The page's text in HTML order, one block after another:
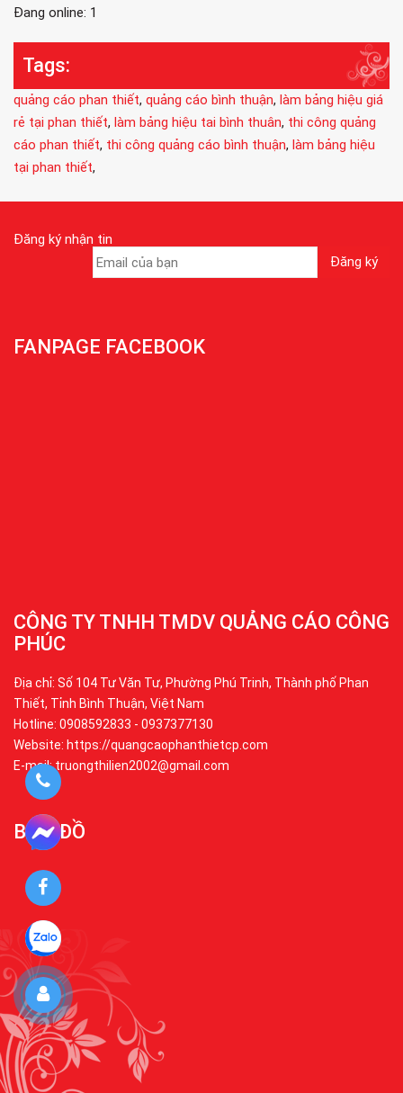
Đang online: 1
Tags:
quảng cáo phan thiết, quảng cáo bình thuận, làm bảng hiệu giá
rẻ tại phan thiết, làm bảng hiệu tai bình thuân, thi công quảng
cáo phan thiết, thi công quảng cáo bình thuận, làm bảng hiệu
tại phan thiết,
Đăng ký nhận tin
FANPAGE FACEBOOK
CÔNG TY TNHH TMDV QUẢNG CÁO CÔNG
PHÚC
Địa chỉ: Số 104 Tư Văn Tư, Phường Phú Trinh, Thành phố Phan
Thiết, Tỉnh Bình Thuận, Việt Nam
Hotline: 0908592833 - 0937377130
Website: https://quangcaophanthietcp.com
E-mail: truongthilien2002@gmail.com
BẢN ĐỒ